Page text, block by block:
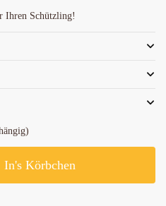
Ihren Schützling!
In's Körbchen